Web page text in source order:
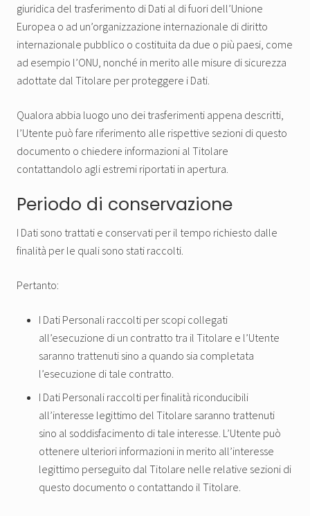
giuridica del trasferimento di Dati al di fuori dell’Unione
Europea o ad un’organizzazione internazionale di diritto
internazionale pubblico o costituita da due o più paesi, come
ad esempio l’ONU, nonché in merito alle misure di sicurezza
adottate dal Titolare per proteggere i Dati.
Qualora abbia luogo uno dei trasferimenti appena descritti,
l’Utente può fare riferimento alle rispettive sezioni di questo
documento o chiedere informazioni al Titolare
contattandolo agli estremi riportati in apertura.
Periodo di conservazione
I Dati sono trattati e conservati per il tempo richiesto dalle
finalità per le quali sono stati raccolti.
Pertanto:
I Dati Personali raccolti per scopi collegati
all’esecuzione di un contratto tra il Titolare e l’Utente
saranno trattenuti sino a quando sia completata
l’esecuzione di tale contratto.
I Dati Personali raccolti per finalità riconducibili
all’interesse legittimo del Titolare saranno trattenuti
sino al soddisfacimento di tale interesse. L’Utente può
ottenere ulteriori informazioni in merito all’interesse
legittimo perseguito dal Titolare nelle relative sezioni di
questo documento o contattando il Titolare.